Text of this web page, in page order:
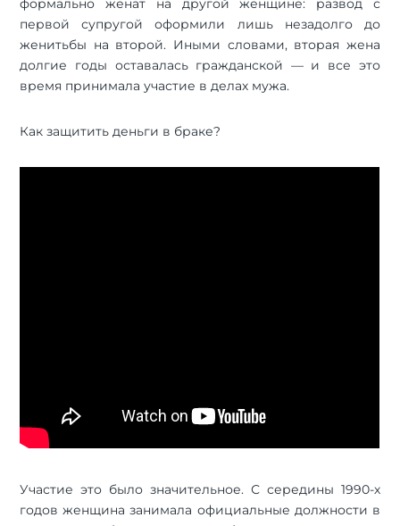
формально женат на другой женщине: развод с
первой супругой оформили лишь незадолго до
женитьбы на второй. Иными словами, вторая жена
долгие годы оставалась гражданской — и все это
время принимала участие в делах мужа.
Как защитить деньги в браке?
Участие это было значительное. С середины 1990-х
годов женщина занимала официальные должности в